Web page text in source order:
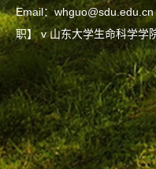
Email：
职】 v 山东大学生命科学学